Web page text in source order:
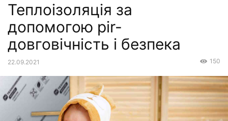
Теплоізоляція за
допомогою pir-
довговічність і безпека
22.09.2021 150